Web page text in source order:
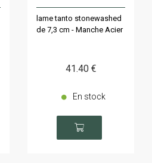
lame tanto stonewashed
de 7,3 cm - Manche Acier
41.40 €
En stock